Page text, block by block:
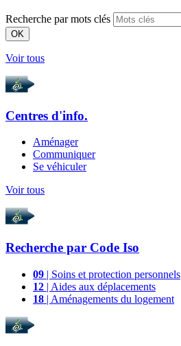
Recherche par mots clés
OK
Voir tous
Centres d'info.
Aménager
Communiquer
Se véhiculer
Voir tous
Recherche par Code Iso
09 | Soins et protection personnels
12 | Aides aux déplacements
18 | Aménagements du logement